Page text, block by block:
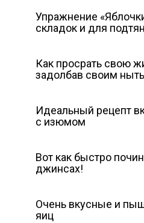
Упражнение
складок и для
Как просрать свою
задолбав своим
Идеальный рецепт
с изюмом
Вот как быстро
джинсах!
Очень вкусные и
яиц